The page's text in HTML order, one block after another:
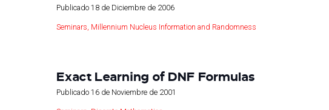
Publicado 18 de Diciembre de 2006
Seminars Millennium Nucleus Information and Randomness
Exact Learning of DNF Formulas
Publicado 16 de Noviembre de 2001